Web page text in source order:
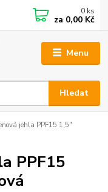
Menu
Hledat
0 ks
za 0,00 Kč
jehla PPF15 1,5"
PPF15